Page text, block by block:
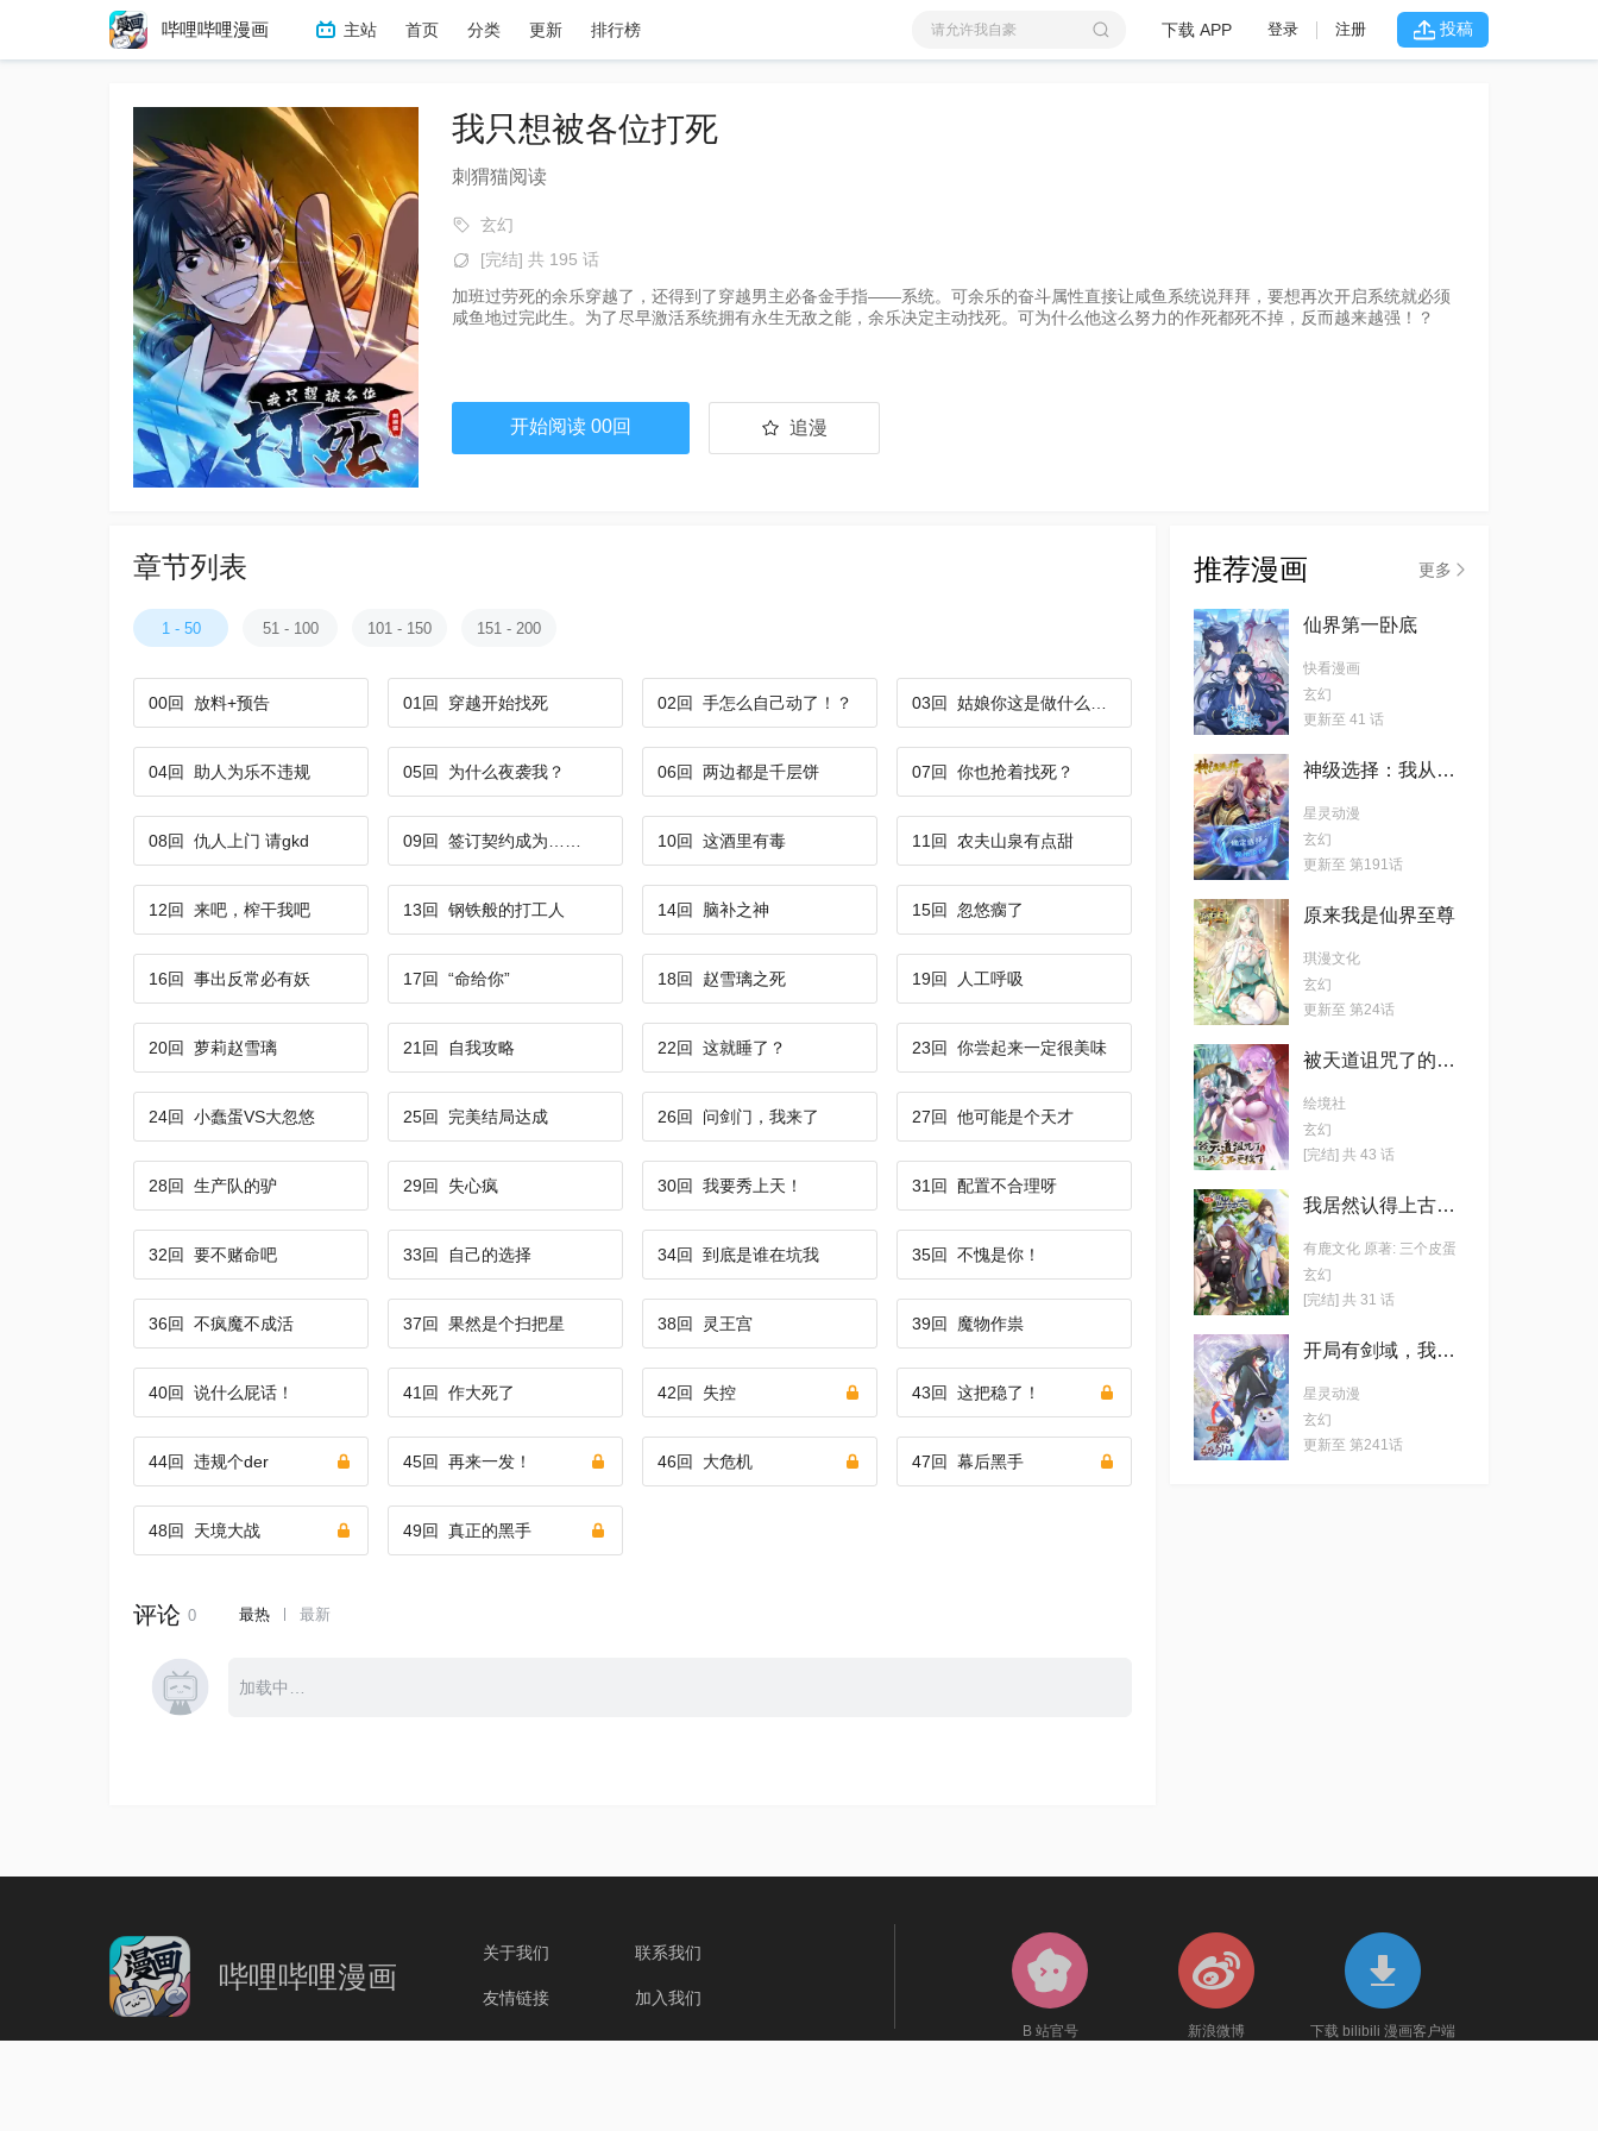
我只想被各位打死
刺猬猫阅读
玄幻
[完结] 共 195 话
加班过劳死的余乐穿越了，还得到了穿越男主必备金手指——系统。可余乐的奋斗属性直接让咸鱼系统说拜拜，要想再次开启系统就必须
咸鱼地过完此生。为了尽早激活系统拥有永生无敌之能，余乐决定主动找死。可为什么他这么努力的作死都死不掉，反而越来越强！？
开始阅读 00回
追漫
已追
章节列表
1 - 50 51 - 100 101 - 150 151 - 200
00回 放料+预告 01回 穿越开始找死 02回 手怎么自己动了！？ 03回 姑娘你这是做什么！？
04回 助人为乐不违规 05回 为什么夜袭我？ 06回 两边都是千层饼 07回 你也抢着找死？
08回 仇人上门 请gkd 09回 签订契约成为…… 10回 这酒里有毒 11回 农夫山泉有点甜
12回 来吧，榨干我吧 13回 钢铁般的打工人 14回 脑补之神 15回 忽悠瘸了
16回 事出反常必有妖 17回 “命给你” 18回 赵雪璃之死 19回 人工呼吸
20回 萝莉赵雪璃 21回 自我攻略 22回 这就睡了？ 23回 你尝起来一定很美味
24回 小蠢蛋VS大忽悠 25回 完美结局达成 26回 问剑门，我来了 27回 他可能是个天才
28回 生产队的驴 29回 失心疯 30回 我要秀上天！ 31回 配置不合理呀
32回 要不赌命吧 33回 自己的选择 34回 到底是谁在坑我 35回 不愧是你！
36回 不疯魔不成活 37回 果然是个扫把星 38回 灵王宫 39回 魔物作祟
40回 说什么屁话！ 41回 作大死了 42回 失控 43回 这把稳了！
44回 违规个der 45回 再来一发！ 46回 大危机 47回 幕后黑手
48回 天境大战 49回 真正的黑手
推荐漫画 更多
仙界第一卧底
快看漫画
玄幻
更新至 41 话
神级选择：我从不按套路变强
星灵动漫
玄幻
更新至 第191话
原来我是仙界至尊
琪漫文化
玄幻
更新至 第24话
被天道诅咒了的我反而更强了
绘境社
玄幻
[完结] 共 43 话
我居然认得上古神文
有鹿文化 原著: 三个皮蛋
玄幻
[完结] 共 31 话
开局有剑域，我能苟成剑神
星灵动漫
玄幻
更新至 第241话
哔哩哔哩漫画
关于我们 联系我们
友情链接 加入我们
B 站官号
新浪微博 下载 bilibili 漫画客户端
哔哩哔哩漫画 主站 首页 分类 更新 排行榜
请允许我自豪
恶毒大师兄求生指南
下载 APP 登录 注册 投稿